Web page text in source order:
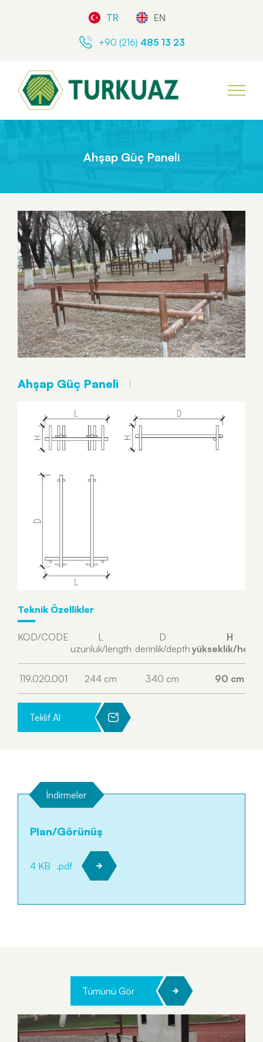
TR EN
+90 (216) 485 13 23
Ahşap Güç Paneli
Ahşap Güç Paneli
Teknik Özellikler
KOD/CODE
L
uzunluk/length
D
derinlik/depth
H
yükseklik/
119.020.001 244 cm 340 cm 90 cm
Teklif Al
İndirmeler
Plan/Görünüş
4 KB .pdf
Tümünü Gör